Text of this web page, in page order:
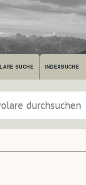
SUCHE INDEXSUCHE